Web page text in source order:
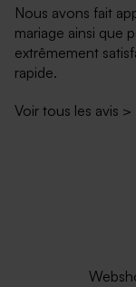
Nous avons fait
mariage ainsi que
extrêmement
rapide.
Voir tous les avis >